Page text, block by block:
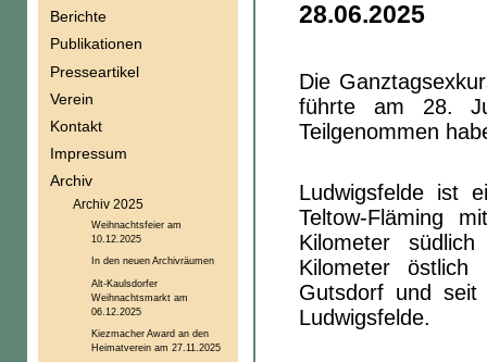
28.06.2025
Die
führte am 28.
Teilgenommen
Ludwigsfelde ist
Teltow-Fläming
Kilometer
Kilometer
Gutsdorf und
Ludwigsfelde.
Berichte
Publikationen
Presseartikel
Verein
Kontakt
Impressum
Archiv
Archiv 2025
Weihnachtsfeier am
10.12.2025
In den neuen Archivräumen
Alt-Kaulsdorfer
Weihnachtsmarkt am
06.12.2025
Kiezmacher Award an den
Heimatverein am 27.11.2025